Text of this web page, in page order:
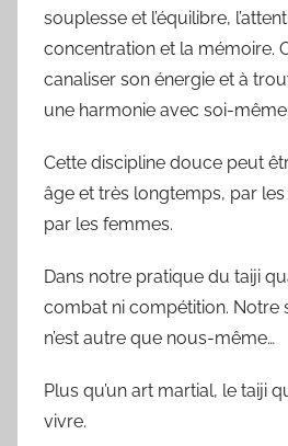
souplesse et l’équilibre,
concentration et la mémoire.
canaliser son énergie et à
une harmonie avec soi-
Cette discipline douce peut
âge et très longtemps, par
par les femmes.
Dans notre pratique du taiji
combat ni compétition. Notre
n’est autre que nous-même…
Plus qu’un art martial, le taiji
vivre.